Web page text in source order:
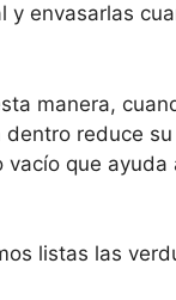
y envasarlas
manera,
dentro reduce
vacío que ayuda
listas las